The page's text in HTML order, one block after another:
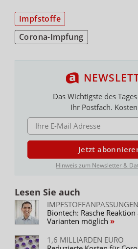
Impfstoffe
Corona-Impfung
Das Wichtigste des
Ihr Postfach.
E-MAIL ADRESSE
Jetzt
Hinweis zum Newsletter &
Lesen Sie auch
IMPFSTOFFANPASSUNGEN
Biontech: Rasche
Varianten möglich
1,6 MILLIARDEN EURO